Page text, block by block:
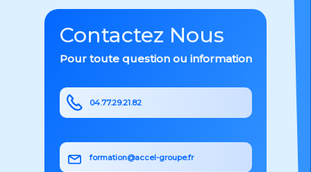
Contactez Nous
Pour toute question ou information
04.77.29.21.82
formation@accel-groupe.fr